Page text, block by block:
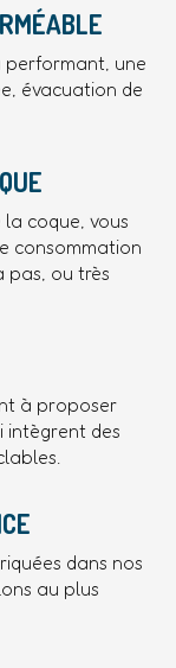
performant, une
évacuation de
coque, vous
consommation
pas, ou très
à proposer
intègrent des
dans nos
au plus